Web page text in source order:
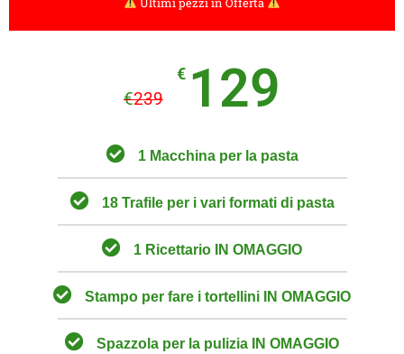
€239
€ 129
1 Macchina per la pasta
18 Trafile per i vari formati di pasta
1 Ricettario IN OMAGGIO
Stampo per fare i tortellini IN OMAGGIO
Spazzola per la pulizia IN OMAGGIO